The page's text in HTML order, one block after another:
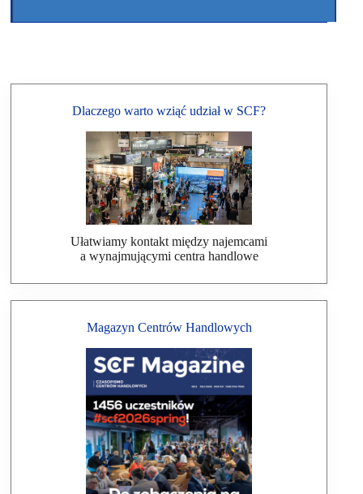
Dlaczego warto wziąć udział w SCF?
Ułatwiamy kontakt między najemcami
a wynajmującymi centra handlowe
Magazyn Centrów Handlowych